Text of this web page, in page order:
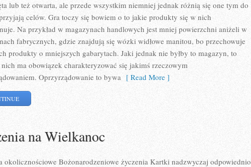
lub też otwarta, ale przede wszystkim niemniej jednak różnią się one tym do
celów. Gra toczy się bowiem o to jakie produkty się w nich
Na przykład w magazynach handlowych jest mniej powierzchni aniżeli w
fabrycznych, gdzie znajdują się wózki widłowe manitou, bo przechowuje
produkty o mniejszych gabarytach. Jaki jednak nie byłby to magazyn, to
ma obowiązek charakteryzować się jakimś rzeczowym
Oprzyrządowanie to bywa [ Read More ]
na Wielkanoc
okolicznościowe Bożonarodzeniowe życzenia Kartki nadzwyczaj odpowiednio